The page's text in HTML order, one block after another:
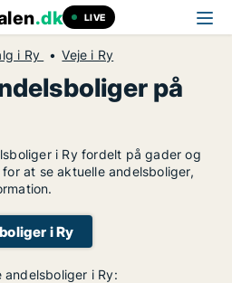
.dk LIVE
i Ry Veje i Ry
på
i Ry fordelt på gader og
at se aktuelle andelsboliger,
i Ry
i Ry: